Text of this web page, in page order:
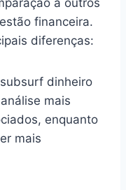
financeira.
diferenças:
dinheiro
mais
enquanto
mais